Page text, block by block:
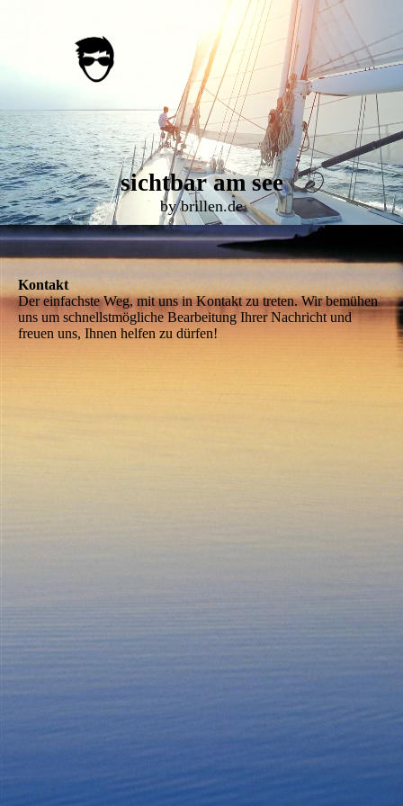
sichtbar am see
by brillen.de
Kontakt
Der einfachste Weg, mit uns in Kontakt zu treten. Wir bemühen
uns um schnellstmögliche Bearbeitung Ihrer Nachricht und
freuen uns, Ihnen helfen zu dürfen!